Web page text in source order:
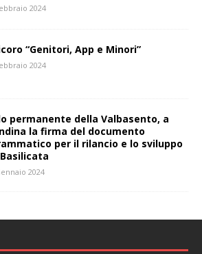
2024
“Genitori, App e Minori”
2024
permanente della Valbasento, a
la firma del documento
per il rilancio e lo sviluppo
2024